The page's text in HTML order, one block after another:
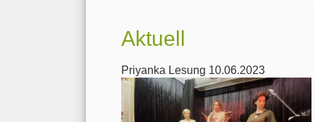
Aktuell
Priyanka Lesung 10.06.2023